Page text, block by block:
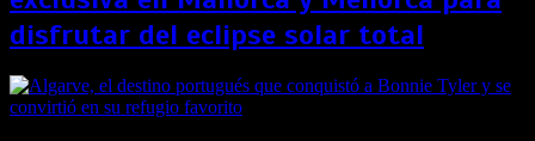
disfrutar del eclipse solar total